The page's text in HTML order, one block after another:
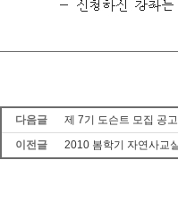
다음글
제 7기 도슨트 모집 공고
이전글
2010 봄학기 자연사교